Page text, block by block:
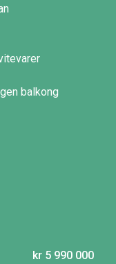
balkong
kr 5 990 000